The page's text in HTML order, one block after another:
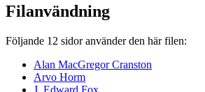
Filanvändning
Följande 12 sidor använder den här filen:
Alan MacGregor Cranston
Arvo Horm